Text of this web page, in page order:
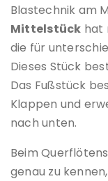
Blastechnik am
Mittelstück hat
die für
Dieses Stück
Das Fußstück
Klappen und
nach unten.
Beim
genau zu